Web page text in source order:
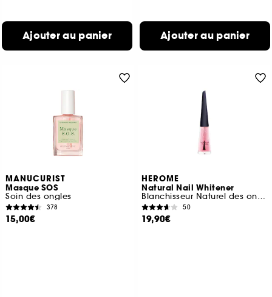
Ajouter au panier Ajouter au panier
MANUCURIST
Masque SOS
Soin des ongles
378
15,00€
HEROME
Natural Nail Whitener
Blanchisseur Naturel des ongles
50
19,90€